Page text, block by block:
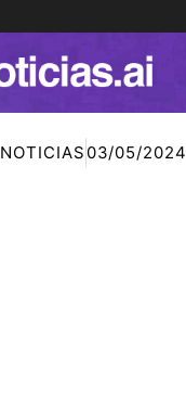
NOTICIAS 03/05/2024